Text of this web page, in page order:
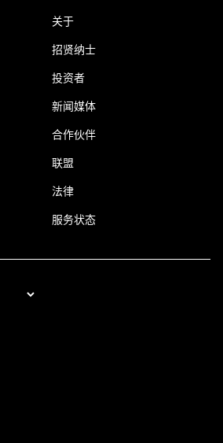
关于
招贤纳士
投资者
新闻媒体
合作伙伴
联盟
法律
服务状态